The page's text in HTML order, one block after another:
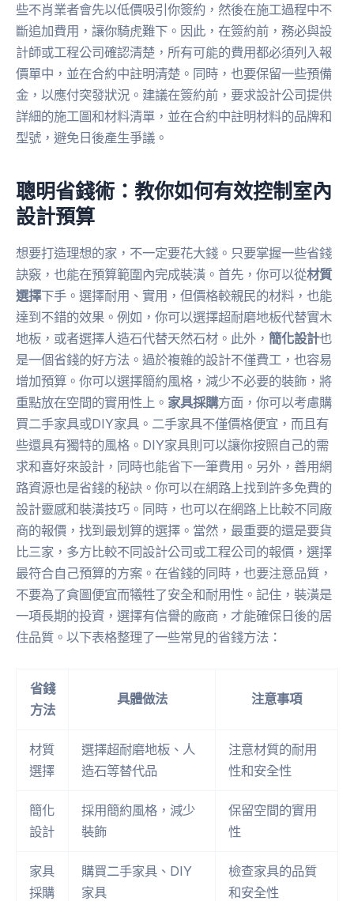
些不肖業者會先以低價吸引你簽約，然後在施工過程中不
斷追加費用，讓你騎虎難下。因此，在簽約前，務必與設
計師或工程公司確認清楚，所有可能的費用都必須列入報
價單中，並在合約中註明清楚。同時，也要保留一些預備
金，以應付突發狀況。建議在簽約前，要求設計公司提供
詳細的施工圖和材料清單，並在合約中註明材料的品牌和
型號，避免日後產生爭議。
聰明省錢術：教你如何有效控制室內
設計預算
想要打造理想的家，不一定要花大錢。只要掌握一些省錢
訣竅，也能在預算範圍內完成裝潢。首先，你可以從材質
選擇下手。選擇耐用、實用，但價格較親民的材料，也能
達到不錯的效果。例如，你可以選擇超耐磨地板代替實木
地板，或者選擇人造石代替天然石材。此外， 簡化設計也
是一個省錢的好方法。過於複雜的設計不僅費工，也容易
增加預算。你可以選擇簡約風格，減少不必要的裝飾，將
重點放在空間的實用性上。 家具採購方面，你可以考慮購
買二手家具或DIY家具。二手家具不僅價格便宜，而且有
些還具有獨特的風格。DIY家具則可以讓你按照自己的需
求和喜好來設計，同時也能省下一筆費用。另外，善用網
路資源也是省錢的秘訣。你可以在網路上找到許多免費的
設計靈感和裝潢技巧。同時，也可以在網路上比較不同廠
商的報價，找到最划算的選擇。當然，最重要的還是要貨
比三家，多方比較不同設計公司或工程公司的報價，選擇
最符合自己預算的方案。在省錢的同時，也要注意品質，
不要為了貪圖便宜而犧牲了安全和耐用性。記住，裝潢是
一項長期的投資，選擇有信譽的廠商，才能確保日後的居
住品質。以下表格整理了一些常見的省錢方法：
省錢
方法
具體做法 注意事項
材質
選擇
選擇超耐磨地板、人
造石等替代品
注意材質的耐用
性和安全性
簡化
設計
採用簡約風格，減少
裝飾
保留空間的實用
性
家具
採購
購買二手家具、DIY
家具
檢查家具的品質
和安全性